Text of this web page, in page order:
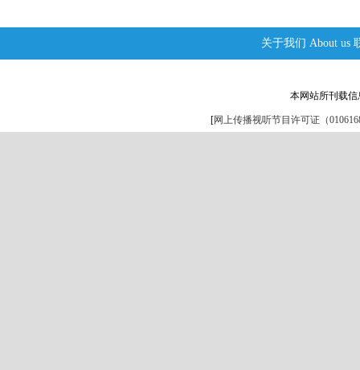
关于我们 About us
本网站所刊载
[网上传播视听节目许可证（